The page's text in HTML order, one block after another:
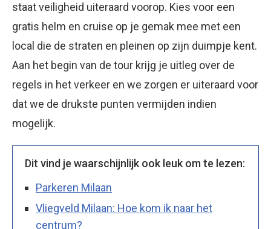
staat veiligheid uiteraard voorop. Kies voor een
gratis helm en cruise op je gemak mee met een
local die de straten en pleinen op zijn duimpje kent.
Aan het begin van de tour krijg je uitleg over de
regels in het verkeer en we zorgen er uiteraard voor
dat we de drukste punten vermijden indien
mogelijk.
Dit vind je waarschijnlijk ook leuk om te lezen:
Parkeren Milaan
Vliegveld Milaan: Hoe kom ik naar het
centrum?